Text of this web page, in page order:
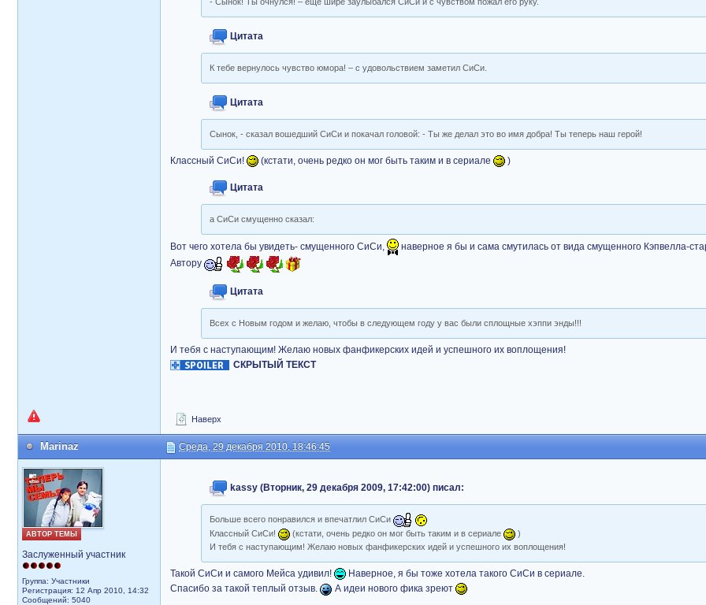
Цитата
К тебе вернулось чувство юмора! – с удовольствием заметил СиСи.
Цитата
Сынок, - сказал вошедший СиСи и покачал головой: - Ты же делал это во имя добра! Ты теперь наш герой!
Классный СиСи! (кстати, очень редко он мог быть таким и в сериале )
Цитата
а СиСи смущенно сказал:
Вот чего хотела бы увидеть- смущенного СиСи,
наверное я бы и сама смутилась от вида смущенного Кэпвелла-
Автору
Цитата
Всех с Новым годом и желаю, чтобы в следующем году у вас были сплощные хэппи энды!!!
И тебя с наступающим! Желаю новых фанфикерских идей и успешного их воплощения!
СКРЫТЫЙ ТЕКСТ
Наверх
Marinaz Среда, 29 декабря 2010, 18:46:45
АВТОР ТЕМЫ
Заслуженный участник
Группа: Участники
Регистрация: 12 Апр 2010, 14:32
Сообщений: 5040
kassy (Вторник, 29 декабря 2009, 17:42:00) писал:
Больше всего понравился и впечатлил СиСи
Классный СиСи!
(кстати, очень редко он мог быть таким и в сериале
)
И тебя с наступающим! Желаю новых фанфикерских идей и успешного их воплощения!
Такой СиСи и самого Мейса удивил!
Наверное, я бы тоже хотела такого СиСи в сериале.
Спасибо за такой теплый отзыв.
А идеи нового фика зреют